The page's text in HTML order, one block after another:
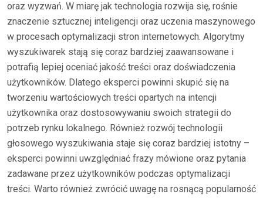
oraz wyzwań. W miarę jak technologia rozwija się, rośnie
znaczenie sztucznej inteligencji oraz uczenia maszynowego
w procesach optymalizacji stron internetowych. Algorytmy
wyszukiwarek stają się coraz bardziej zaawansowane i
potrafią lepiej oceniać jakość treści oraz doświadczenia
użytkowników. Dlatego eksperci powinni skupić się na
tworzeniu wartościowych treści opartych na intencji
użytkownika oraz dostosowywaniu swoich strategii do
potrzeb rynku lokalnego. Również rozwój technologii
głosowego wyszukiwania staje się coraz bardziej istotny –
eksperci powinni uwzględniać frazy mówione oraz pytania
zadawane przez użytkowników podczas optymalizacji
treści. Warto również zwrócić uwagę na rosnącą popularność